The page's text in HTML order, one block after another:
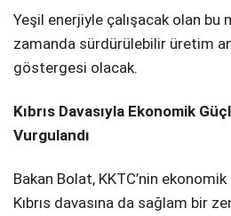
Yeşil enerjiyle çalışacak olan bu
zamanda sürdürülebilir üretim
göstergesi olacak.
Kıbrıs Davasıyla Ekonomik
Vurgulandı
Bakan Bolat, KKTC’nin
Kıbrıs davasına da sağlam bir